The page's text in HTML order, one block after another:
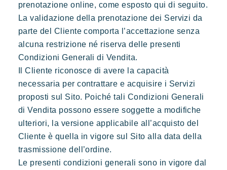
Eventi e festival
L'applicazione Riviera Villages
Le nostre offerte
Prenotare
prenotazione online, come esposto qui di seguito.
La validazione della prenotazione dei Servizi da
parte del Cliente comporta l’accettazione senza
alcuna restrizione né riserva delle presenti
Condizioni Generali di Vendita.
Il Cliente riconosce di avere la capacità
necessaria per contrattare e acquisire i Servizi
proposti sul Sito. Poiché tali Condizioni Generali
di Vendita possono essere soggette a modifiche
ulteriori, la versione applicabile all’acquisto del
Cliente è quella in vigore sul Sito alla data della
trasmissione dell’ordine.
Le presenti condizioni generali sono in vigore dal